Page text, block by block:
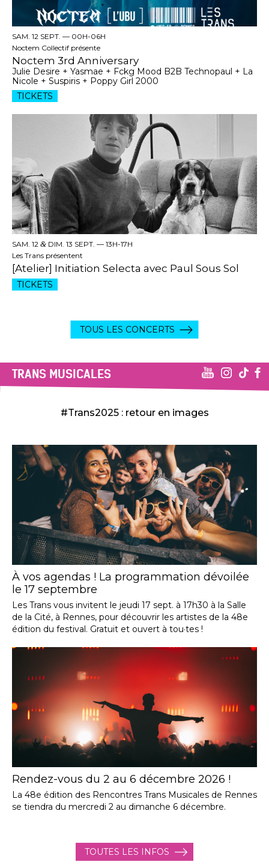
SAM. 12 SEPT. — 00H-06H
Noctem Collectif présente
Noctem 3rd Anniversary
Julie Desire + Yasmae + Fckg Mood B2B Technopaul + La
Nicole + Suspiris + Poppy Girl 2000
TICKETS
SAM. 12 & DIM. 13 SEPT. — 13H-17H
Les Trans présentent
[Atelier] Initiation Selecta avec Paul Sous Sol
TICKETS
TOUS LES CONCERTS
TRANS MUSICALES
#Trans2025 : retour en images
À vos agendas ! La programmation dévoilée
le 17 septembre
Les Trans vous invitent le jeudi 17 sept. à 17h30 à la Salle
de la Cité, à Rennes, pour découvrir les artistes de la 48e
édition du festival. Gratuit et ouvert à tou·tes !
Rendez-vous du 2 au 6 décembre 2026 !
La 48e édition des Rencontres Trans Musicales de Rennes
se tiendra du mercredi 2 au dimanche 6 décembre.
TOUTES LES INFOS